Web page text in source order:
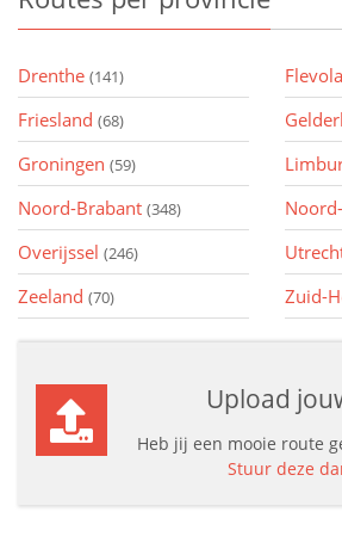
Drenthe (141)
Friesland (68)
Groningen (59)
Noord-Brabant (348)
Overijssel (246)
Zeeland (70) Zuid-
Upload
Heb jij een mooie route
Stuur deze